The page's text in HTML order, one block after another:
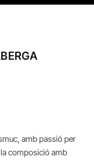
amb passió per
composició amb